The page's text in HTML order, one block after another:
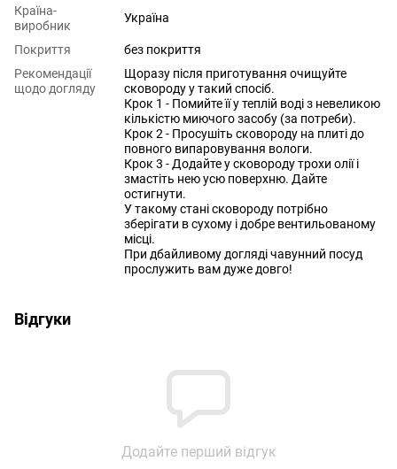
Країна-
виробник
Україна
Покриття
без покриття
Рекомендації
щодо догляду
Щоразу після приготування очищуйте
сковороду у такий спосіб.
Крок 1 - Помийте її у теплій воді з невеликою
кількістю миючого засобу (за потреби).
Крок 2 - Просушіть сковороду на плиті до
повного випаровування вологи.
Крок 3 - Додайте у сковороду трохи олії і
змастіть нею усю поверхню. Дайте
остигнути.
У такому стані сковороду потрібно
зберігати в сухому і добре вентильованому
місці.
При дбайливому догляді чавунний посуд
прослужить вам дуже довго!
Відгуки
Додайте перший відгук